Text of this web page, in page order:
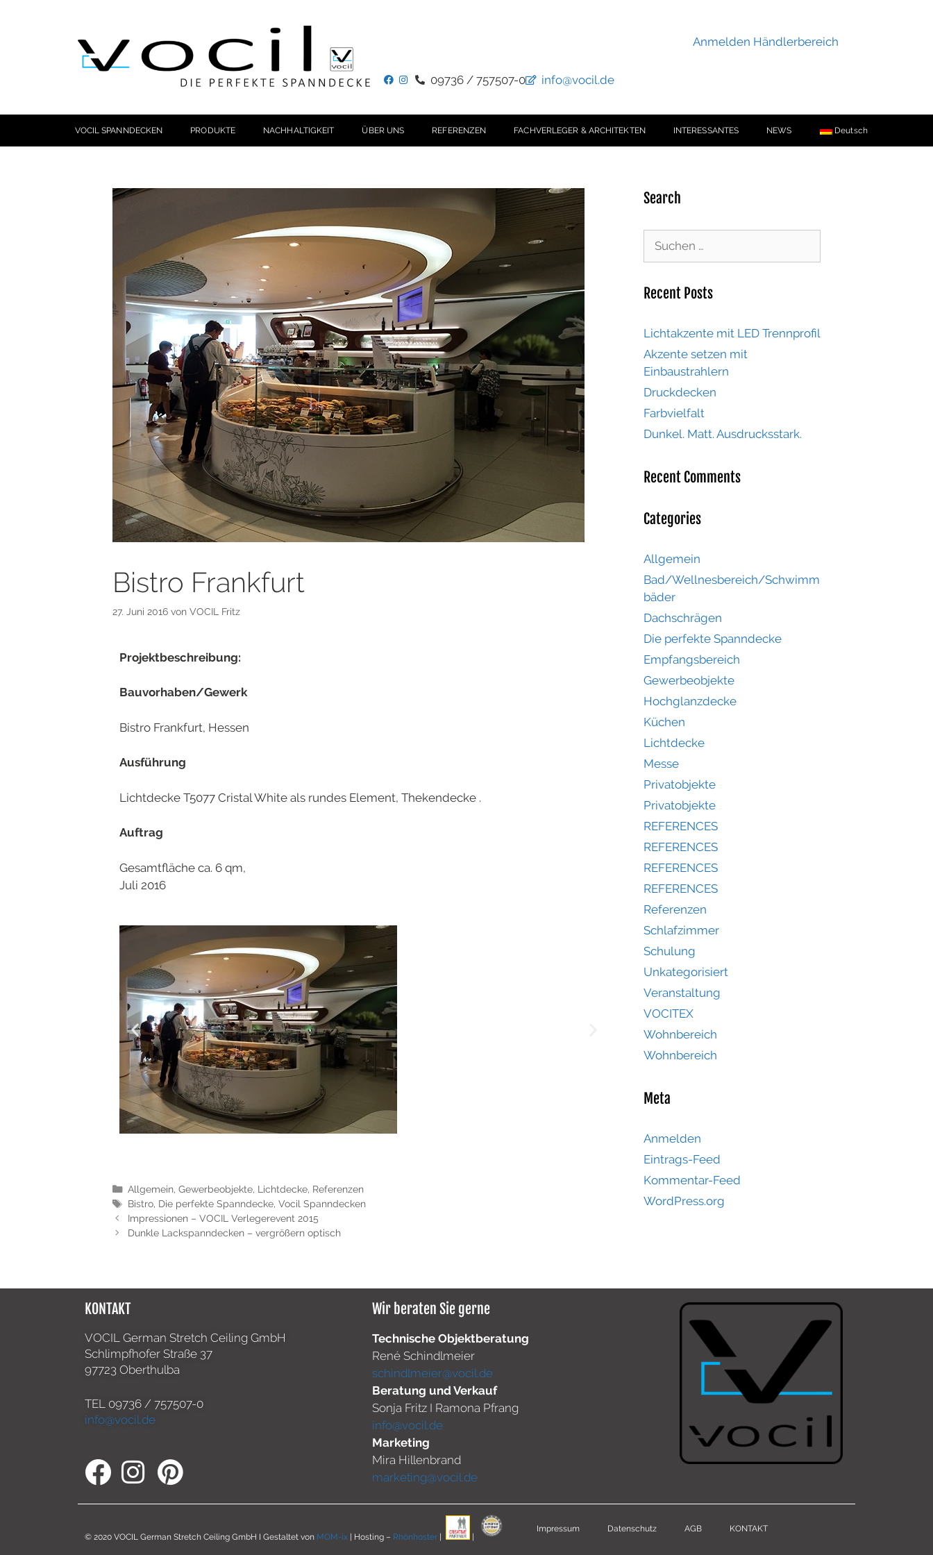
Anmelden Händlerbereich
09736 / 757507-0 info@vocil.de
VOCIL SPANNDECKEN PRODUKTE NACHHALTIGKEIT ÜBER UNS REFERENZEN FACHVERLEGER & ARCHITEKTEN INTERESSANTES NEWS Deutsch
Bistro Frankfurt
27. Juni 2016 von VOCIL Fritz
Projektbeschreibung:
Bauvorhaben/Gewerk
Bistro Frankfurt, Hessen
Ausführung
Lichtdecke T5077 Cristal White als rundes Element, Thekendecke .
Auftrag
Gesamtfläche ca. 6 qm,
Juli 2016
Allgemein, Gewerbeobjekte, Lichtdecke, Referenzen
Bistro, Die perfekte Spanndecke, Vocil Spanndecken
Impressionen – VOCIL Verlegerevent 2015
Dunkle Lackspanndecken – vergrößern optisch
Search
Recent Posts
Lichtakzente mit LED Trennprofil
Akzente setzen mit
Einbaustrahlern
Druckdecken
Farbvielfalt
Dunkel. Matt. Ausdrucksstark.
Recent Comments
Categories
Allgemein
Bad/Wellnesbereich/Schwimm
bäder
Dachschrägen
Die perfekte Spanndecke
Empfangsbereich
Gewerbeobjekte
Hochglanzdecke
Küchen
Lichtdecke
Messe
Privatobjekte
Privatobjekte
REFERENCES
REFERENCES
REFERENCES
REFERENCES
Referenzen
Schlafzimmer
Schulung
Unkategorisiert
Veranstaltung
VOCITEX
Wohnbereich
Wohnbereich
Meta
Anmelden
Eintrags-Feed
Kommentar-Feed
WordPress.org
KONTAKT
VOCIL German Stretch Ceiling GmbH
Schlimpfhofer Straße 37
97723 Oberthulba
TEL 09736 / 757507-0
info@vocil.de
Wir beraten Sie gerne
Technische Objektberatung
René Schindlmeier
schindlmeier@vocil.de
Beratung und Verkauf
Sonja Fritz I Ramona Pfrang
info@vocil.de
Marketing
Mira Hillenbrand
marketing@vocil.de
© 2020 VOCIL German Stretch Ceiling GmbH I Gestaltet von MOM-ix | Hosting – Rhönhoster | |
Impressum Datenschutz AGB KONTAKT